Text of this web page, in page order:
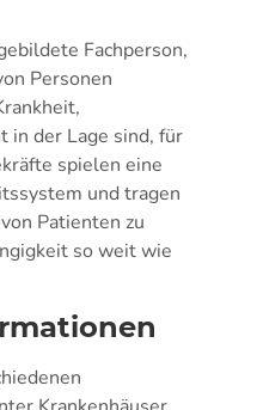
Fachperson,
Personen
in der Lage sind, für
spielen eine
und tragen
Patienten zu
so weit wie